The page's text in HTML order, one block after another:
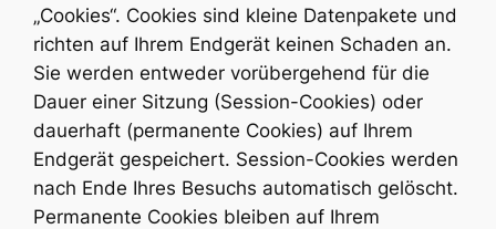
„Cookies“. Cookies sind kleine Datenpakete und
richten auf Ihrem Endgerät keinen Schaden an.
Sie werden entweder vorübergehend für die
Dauer einer Sitzung (Session-Cookies) oder
dauerhaft (permanente Cookies) auf Ihrem
Endgerät gespeichert. Session-Cookies werden
nach Ende Ihres Besuchs automatisch gelöscht.
Permanente Cookies bleiben auf Ihrem